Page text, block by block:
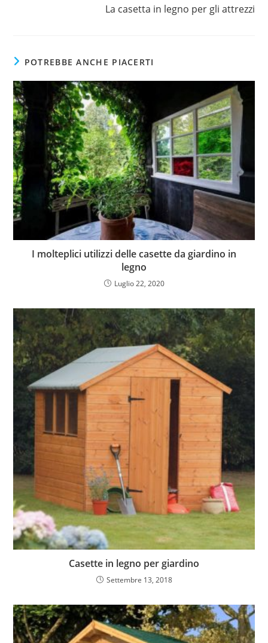
La casetta in legno per gli attrezzi
POTREBBE ANCHE PIACERTI
I molteplici utilizzi delle casette da giardino in
legno
Luglio 22, 2020
Casette in legno per giardino
Settembre 13, 2018